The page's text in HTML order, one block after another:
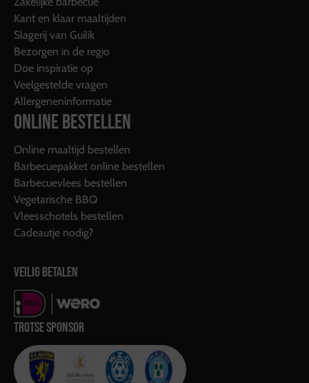
Kant en klaar maaltijden
Slagerij van Guilik
Bezorgen in de regio
Doe inspiratie op
Veelgestelde vragen
Allergeneninformatie
ONLINE BESTELLEN
Online maaltijd bestellen
Barbecuepakket online bestellen
Barbecuevlees bestellen
Vegetarische BBQ
Vleesschotels bestellen
Cadeautje nodig?
VEILIG BETALEN
TROTSE SPONSOR